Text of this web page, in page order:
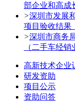
部企业和高成
>深圳市发展
项目验收结果
>深圳市商务
（二手车经
高新技术企业
研发资助
项目公示
资助问答